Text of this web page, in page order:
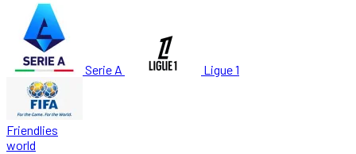
Serie A Ligue 1
Friendlies
world